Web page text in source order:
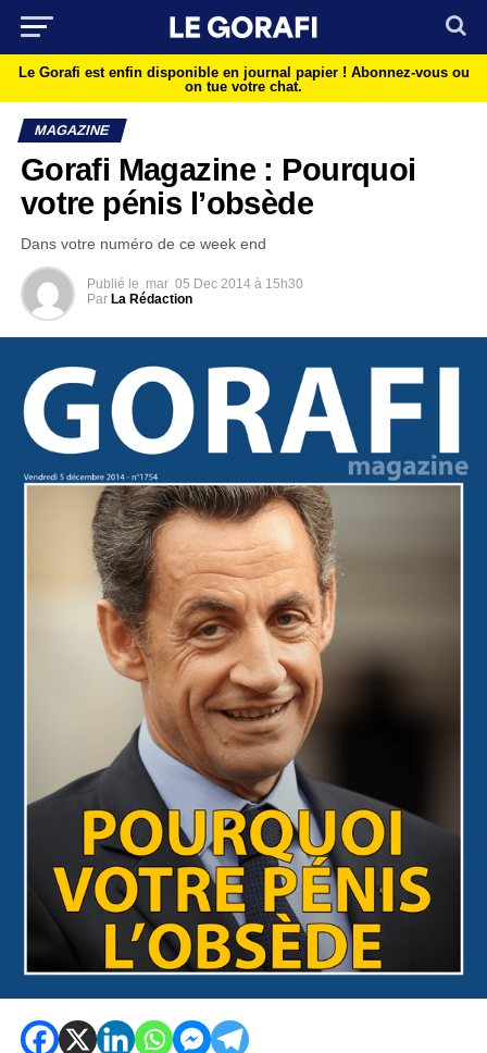
Le Gorafi est enfin disponible en journal papier ! Abonnez-vous ou
on tue votre chat.
MAGAZINE
Gorafi Magazine : Pourquoi
votre pénis l’obsède
Dans votre numéro de ce week end
Publié le mar 05 Dec 2014 à 15h30
Par La Rédaction